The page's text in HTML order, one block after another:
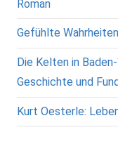
Roman
Gefühlte
Die Kelten in
Geschichte und
Kurt Oesterle: